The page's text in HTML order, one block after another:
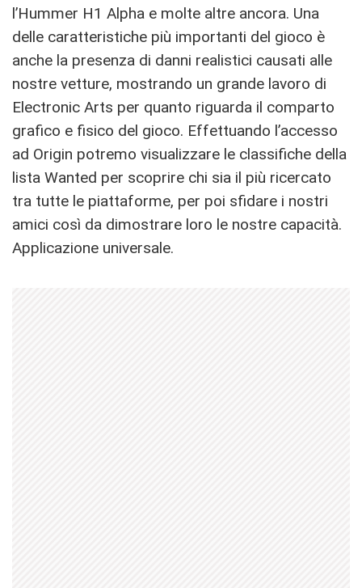
l’Hummer H1 Alpha e molte altre ancora. Una
delle caratteristiche più importanti del gioco è
anche la presenza di danni realistici causati alle
nostre vetture, mostrando un grande lavoro di
Electronic Arts per quanto riguarda il comparto
grafico e fisico del gioco. Effettuando l’accesso
ad Origin potremo visualizzare le classifiche della
lista Wanted per scoprire chi sia il più ricercato
tra tutte le piattaforme, per poi sfidare i nostri
amici così da dimostrare loro le nostre capacità.
Applicazione universale.